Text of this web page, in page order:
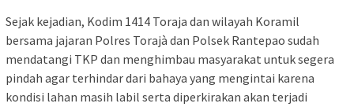
Sejak kejadian, Kodim 1414 Toraja dan wilayah Koramil
bersama jajaran Polres Torajà dan Polsek Rantepao sudah
mendatangi TKP dan menghimbau masyarakat untuk segera
pindah agar terhindar dari bahaya yang mengintai karena
kondisi lahan masih labil serta diperkirakan akan terjadi